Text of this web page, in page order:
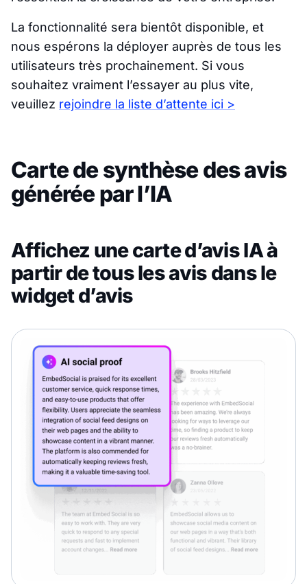
La fonctionnalité sera bientôt disponible, et
nous espérons la déployer auprès de tous les
utilisateurs très prochainement. Si vous
souhaitez vraiment l’essayer au plus vite,
veuillez rejoindre la liste d’attente ici >
Carte de synthèse des avis
générée par l’IA
Affichez une carte d’avis IA à
partir de tous les avis dans le
widget d’avis